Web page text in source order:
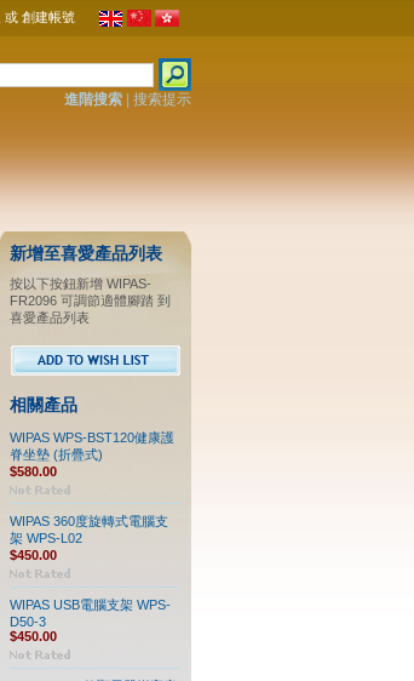
或 創建帳號
進階搜索| 搜索提示
新增至喜愛產品列表
按以下按鈕新增 WIPAS-
FR2096 可調節適體腳踏 到
喜愛產品列表
相關產品
WIPAS WPS-BST120健康護
脊坐墊 (折疊式)
$580.00
WIPAS 360度旋轉式電腦支
架 WPS-L02
$450.00
WIPAS USB電腦支架 WPS-
D50-3
$450.00